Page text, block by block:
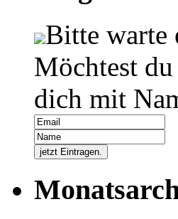
Bitte warte
Möchtest
dich mit